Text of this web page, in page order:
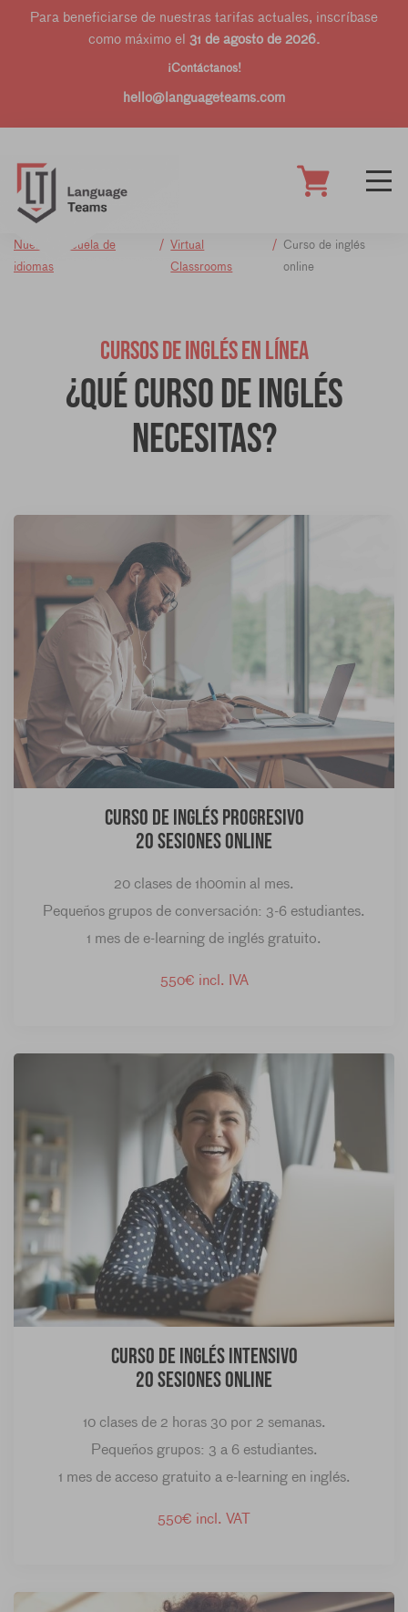
Para beneficiarse de nuestras tarifas actuales, inscríbase
como máximo el 31 de agosto de 2026.
¡Contáctanos!
hello@languageteams.com
Nuestra escuela de
idiomas
Virtual
Classrooms
Curso de inglés
online
CURSOS DE INGLÉS EN LÍNEA
¿Qué curso de inglés
necesitas?
Curso de inglés progresivo
20 sesiones online
20 clases de 1h00min al mes.
Pequeños grupos de conversación: 3-6 estudiantes.
1 mes de e-learning de inglés gratuito.
550€ incl. IVA
Curso de inglés intensivo
20 sesiones online
10 clases de 2 horas 30 por 2 semanas.
Pequeños grupos: 3 a 6 estudiantes.
1 mes de acceso gratuito a e-learning en inglés.
550€ incl. VAT